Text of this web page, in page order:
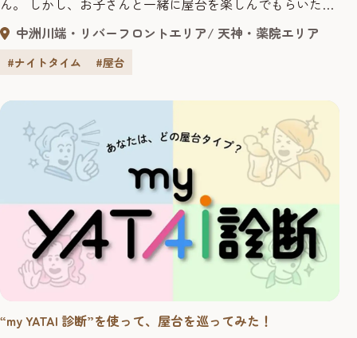
ん。 しかし、お子さんと一緒に屋台を楽しんでもらいたい
という思いを持つ屋台の店主が増えてきています。 今回
は、そうした営業者の中から、ユニークな子ども向けサー
ビスが注目を集める屋台「長浜少衛」の店主と、屋台文化
組合長を取材しました。 ...
中洲川端・リバーフロントエリア 天神・薬院エリア
#ナイトタイム #屋台
“my YATAI 診断”を使って、屋台を巡ってみた！